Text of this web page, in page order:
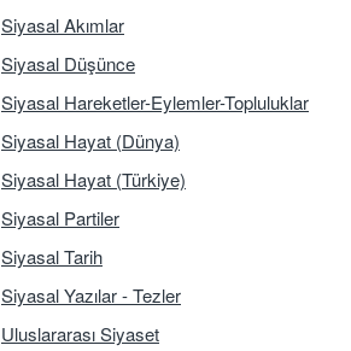
Siyasal Akımlar
Siyasal Düşünce
Siyasal Hareketler-Eylemler-Topluluklar
Siyasal Hayat (Dünya)
Siyasal Hayat (Türkiye)
Siyasal Partiler
Siyasal Tarih
Siyasal Yazılar - Tezler
Uluslararası Siyaset